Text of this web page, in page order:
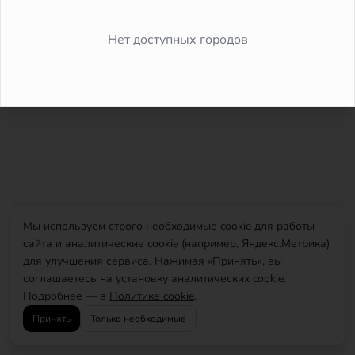
Мы используем строго необходимые cookie для работы
сайта и аналитические cookie (например, Яндекс.Метрика)
для улучшения сервиса. Нажимая «Принять», вы
соглашаетесь на установку аналитических cookie.
Подробнее — в Политике cookie.
Принять Только необходимые
Нет доступных городов